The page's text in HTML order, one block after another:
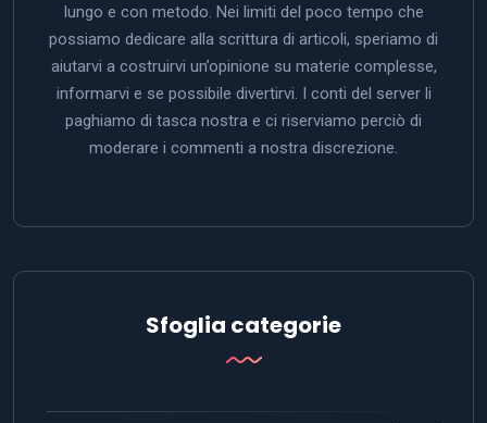
lungo e con metodo. Nei limiti del poco tempo che
possiamo dedicare alla scrittura di articoli, speriamo di
aiutarvi a costruirvi un’opinione su materie complesse,
informarvi e se possibile divertirvi. I conti del server li
paghiamo di tasca nostra e ci riserviamo perciò di
moderare i commenti a nostra discrezione.
Sfoglia categorie